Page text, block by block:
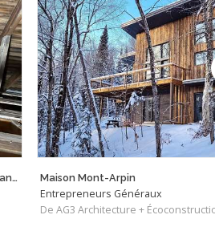
Décontamination de moisissures dans l'entretoit Maison Mont-Arpin
Entrepreneurs Généraux
De AG3 Architecture +